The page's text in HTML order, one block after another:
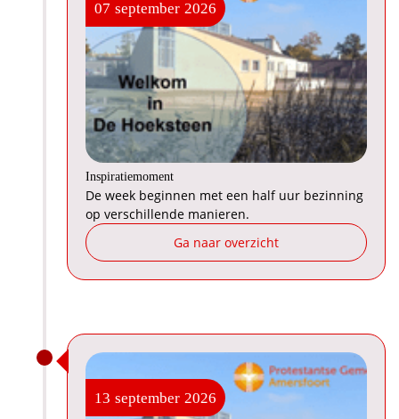
07 september 2026
Inspiratiemoment
De week beginnen met een half uur bezinning
op verschillende manieren.
Ga naar overzicht
13 september 2026